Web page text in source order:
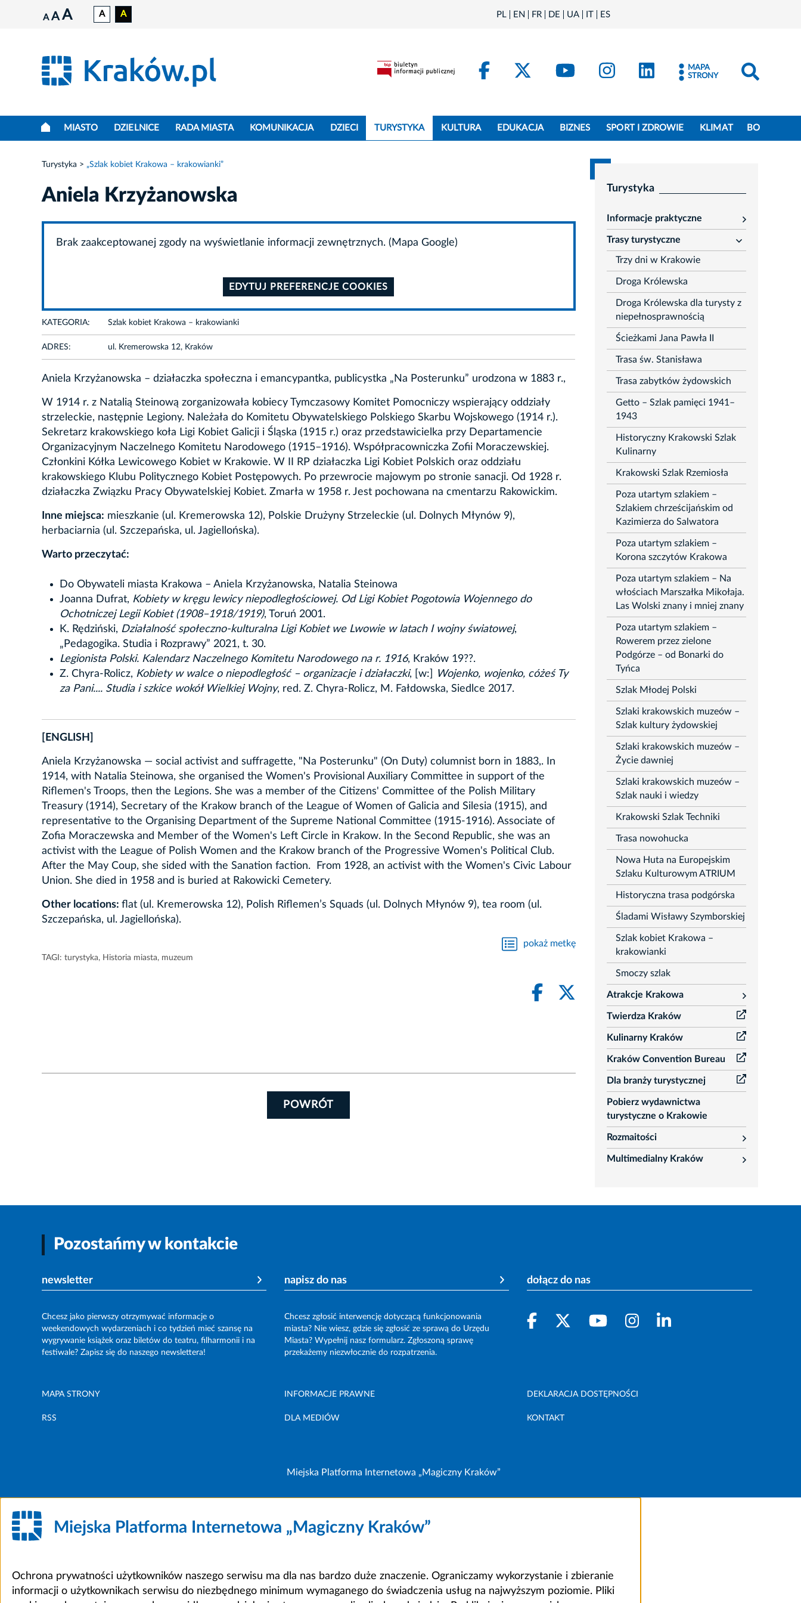
A A A A A PL EN FR DE UA IT ES
FacebookKraków - X
Kraków - YouTube
Kraków - Instagram
Kraków - LinkedIn
MAPA
STRONY
MIASTO DZIELNICE RADA MIASTA KOMUNIKACJA DZIECI TURYSTYKA KULTURA EDUKACJA BIZNES SPORT I ZDROWIE KLIMAT BO
Turystyka „Szlak kobiet Krakowa – krakowianki”
Aniela Krzyżanowska
Brak zaakceptowanej zgody na wyświetlanie informacji zewnętrznych. (Mapa Google)
EDYTUJ PREFERENCJE COOKIES
KATEGORIA: Szlak kobiet Krakowa – krakowianki
ADRES: ul. Kremerowska 12, Kraków
Aniela Krzyżanowska – działaczka społeczna i emancypantka, publicystka „Na Posterunku” urodzona w 1883 r.,
W 1914 r. z Natalią Steinową zorganizowała kobiecy Tymczasowy Komitet Pomocniczy wspierający oddziały
strzeleckie, następnie Legiony. Należała do Komitetu Obywatelskiego Polskiego Skarbu Wojskowego (1914 r.).
Sekretarz krakowskiego koła Ligi Kobiet Galicji i Śląska (1915 r.) oraz przedstawicielka przy Departamencie
Organizacyjnym Naczelnego Komitetu Narodowego (1915–1916). Współpracowniczka Zofii Moraczewskiej.
Członkini Kółka Lewicowego Kobiet w Krakowie. W II RP działaczka Ligi Kobiet Polskich oraz oddziału
krakowskiego Klubu Politycznego Kobiet Postępowych. Po przewrocie majowym po stronie sanacji. Od 1928 r.
działaczka Związku Pracy Obywatelskiej Kobiet. Zmarła w 1958 r. Jest pochowana na cmentarzu Rakowickim.
Inne miejsca: mieszkanie (ul. Kremerowska 12), Polskie Drużyny Strzeleckie (ul. Dolnych Młynów 9),
herbaciarnia (ul. Szczepańska, ul. Jagiellońska).
Warto przeczytać:
Do Obywateli miasta Krakowa – Aniela Krzyżanowska, Natalia Steinowa
Joanna Dufrat, Kobiety w kręgu lewicy niepodległościowej. Od Ligi Kobiet Pogotowia Wojennego do
Ochotniczej Legii Kobiet (1908–1918/1919), Toruń 2001.
K. Rędziński, Działalność społeczno-kulturalna Ligi Kobiet we Lwowie w latach I wojny światowej,
„Pedagogika. Studia i Rozprawy” 2021, t. 30.
Legionista Polski. Kalendarz Naczelnego Komitetu Narodowego na r. 1916, Kraków 19??.
Z. Chyra-Rolicz, Kobiety w walce o niepodległość – organizacje i działaczki, [w:]
Wojenko, wojenko, cóżeś Ty
za Pani.... Studia i szkice wokół Wielkiej Wojny, red. Z. Chyra-Rolicz, M. Fałdowska, Siedlce 2017.
[ENGLISH]
Aniela Krzyżanowska — social activist and suffragette, "Na Posterunku" (On Duty) columnist born in 1883,. In
1914, with Natalia Steinowa, she organised the Women's Provisional Auxiliary Committee in support of the
Riflemen's Troops, then the Legions. She was a member of the Citizens' Committee of the Polish Military
Treasury (1914), Secretary of the Krakow branch of the League of Women of Galicia and Silesia (1915), and
representative to the Organising Department of the Supreme National Committee (1915-1916). Associate of
Zofia Moraczewska and Member of the Women's Left Circle in Krakow. In the Second Republic, she was an
activist with the League of Polish Women and the Krakow branch of the Progressive Women's Political Club.
After the May Coup, she sided with the Sanation faction. From 1928, an activist with the Women's Civic Labour
Union. She died in 1958 and is buried at Rakowicki Cemetery.
Other locations: flat (ul. Kremerowska 12), Polish Riflemen’s Squads (ul. Dolnych Młynów 9), tea room (ul.
Szczepańska, ul. Jagiellońska).
pokaż metkę
TAGI: turystyka, Historia miasta, muzeum
POWRÓT
Turystyka
Informacje praktyczne
rozwiń
Trasy turystyczne
rozwiń
Trzy dni w Krakowie
Droga Królewska
Droga Królewska dla turysty z
niepełnosprawnością
Ścieżkami Jana Pawła II
Trasa św. Stanisława
Trasa zabytków żydowskich
Getto – Szlak pamięci 1941–
1943
Historyczny Krakowski Szlak
Kulinarny
Krakowski Szlak Rzemiosła
Poza utartym szlakiem –
Szlakiem chrześcijańskim od
Kazimierza do Salwatora
Poza utartym szlakiem –
Korona szczytów Krakowa
Poza utartym szlakiem – Na
włościach Marszałka Mikołaja.
Las Wolski znany i mniej znany
Poza utartym szlakiem –
Rowerem przez zielone
Podgórze – od Bonarki do
Tyńca
Szlak Młodej Polski
Szlaki krakowskich muzeów –
Szlak kultury żydowskiej
Szlaki krakowskich muzeów –
Życie dawniej
Szlaki krakowskich muzeów –
Szlak nauki i wiedzy
Krakowski Szlak Techniki
Trasa nowohucka
Nowa Huta na Europejskim
Szlaku Kulturowym ATRIUM
Historyczna trasa podgórska
Śladami Wisławy Szymborskiej
Szlak kobiet Krakowa –
krakowianki
Smoczy szlak
Atrakcje Krakowa
rozwiń
Twierdza Kraków
Kulinarny Kraków
Kraków Convention Bureau
Dla branży turystycznej
Pobierz wydawnictwa
turystyczne o Krakowie
Rozmaitości
rozwiń
Multimedialny Kraków
rozwiń
Pozostańmy w kontakcie
newsletter
Chcesz jako pierwszy otrzymywać informacje o
weekendowych wydarzeniach i co tydzień mieć szansę na
wygrywanie książek oraz biletów do teatru, filharmonii i na
festiwale? Zapisz się do naszego newslettera!
napisz do nas
Chcesz zgłosić interwencję dotyczącą funkcjonowania
miasta? Nie wiesz, gdzie się zgłosić ze sprawą do Urzędu
Miasta? Wypełnij nasz formularz. Zgłoszoną sprawę
przekażemy niezwłocznie do rozpatrzenia.
dołącz do nas
MAPA STRONY INFORMACJE PRAWNE DEKLARACJA DOSTĘPNOŚCI
RSS DLA MEDIÓW KONTAKT
Miejska Platforma Internetowa „Magiczny Kraków”
Miejska Platforma Internetowa „Magiczny Kraków”
Ochrona prywatności użytkowników naszego serwisu ma dla nas bardzo duże znaczenie. Ograniczamy wykorzystanie i zbieranie
informacji o użytkownikach serwisu do niezbędnego minimum wymaganego do świadczenia usług na najwyższym poziomie. Pliki